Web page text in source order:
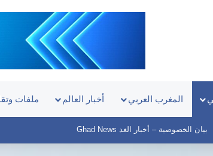
المغرب العربي أخبار العالم ملفات
بيان الخصوصية – أخبار الغد Ghad News